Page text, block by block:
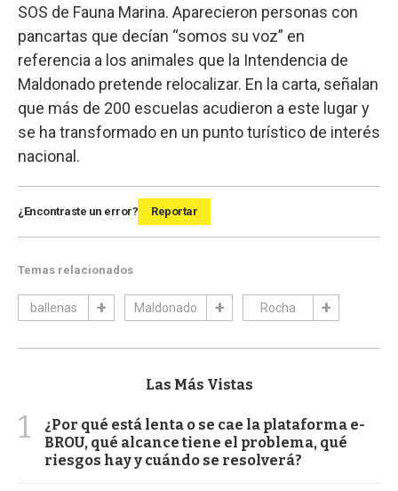
SOS de Fauna Marina. Aparecieron personas con
pancartas que decían “somos su voz” en
referencia a los animales que la Intendencia de
Maldonado pretende relocalizar. En la carta, señalan
que más de 200 escuelas acudieron a este lugar y
se ha transformado en un punto turístico de interés
nacional.
¿Encontraste un error? Reportar
Temas relacionados
ballenas Maldonado Rocha
Las Más Vistas
1
¿Por qué está lenta o se cae la plataforma e-
BROU, qué alcance tiene el problema, qué
riesgos hay y cuándo se resolverá?